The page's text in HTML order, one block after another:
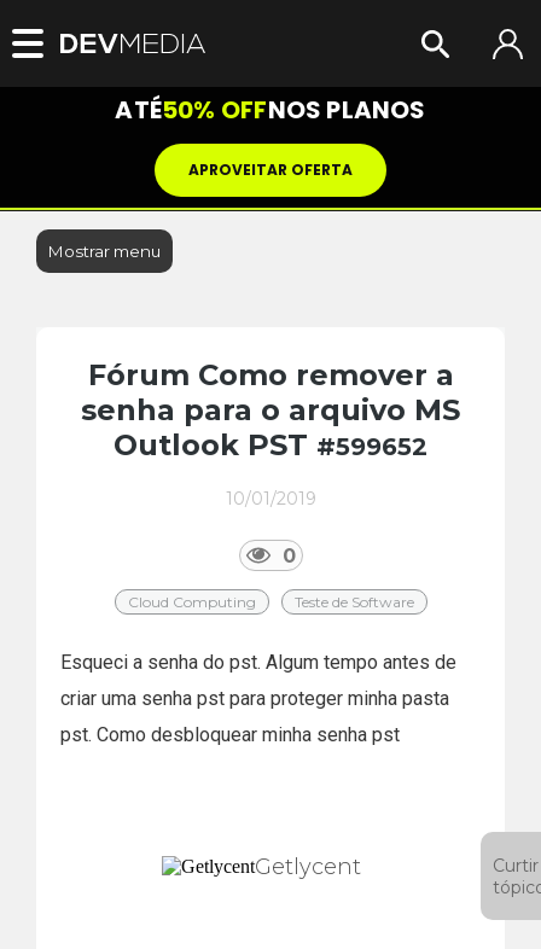
ATÉ50% OFFNOS PLANOS
APROVEITAR OFERTA
Mostrar menu
Fórum Como remover a
senha para o arquivo MS
Outlook PST #599652
10/01/2019
0
Cloud Computing Teste de Software
Esqueci a senha do pst. Algum tempo antes de
criar uma senha pst para proteger minha pasta
pst. Como desbloquear minha senha pst
Getlycent
Curtir